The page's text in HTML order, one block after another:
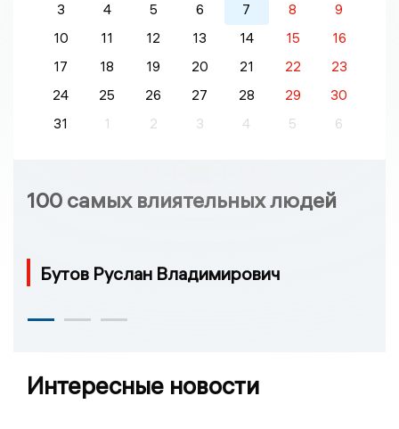
3
4 5 6 7 8
9
10
11 12 13 14 15
16
17
18 19 20 21 22
23
24
25 26 27 28 29
30
31
1 2 3 4 5 6
100 самых влиятельных людей
Бутов Руслан Владимирович
Интересные новости